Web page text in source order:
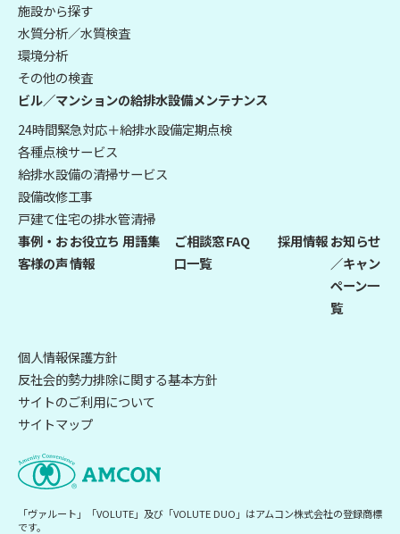
「ヴァルート」「VOLUTE」及び「VOLUTE DUO」はアムコン株式会社の登録商標
です。
施設から探す
水質分析／水質検査
環境分析
その他の検査
ビル／マンションの給排水設備メンテナンス
24時間緊急対応＋給排水設備定期点検
各種点検サービス
給排水設備の清掃サービス
設備改修工事
戸建て住宅の排水管清掃
事例・お
客様の声
お役立ち
情報
用語集
ご相談窓
口一覧
FAQ 採用情報お知らせ
／キャン
ペーン一
覧
個人情報保護方針
反社会的勢力排除に関する基本方針
サイトのご利用について
サイトマップ